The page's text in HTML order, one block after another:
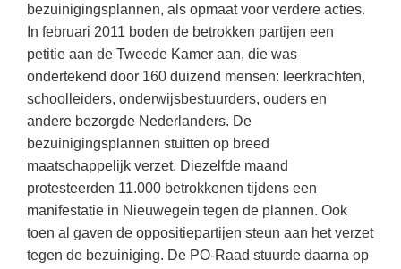
Informatica
Klassieke Talen
Levensbeschouwing
Maatschappijleer
Muziek
Natuurkunde
Nederlands
Lesmateriaal gebaseerd op
(hersen)onderzoek
Meesterbaan onderwijsvacatures
LEERMETHODEN
Biologie
Examentraining
Geschiedenis
bezuinigingsplannen, als opmaat voor verdere acties.
In februari 2011 boden de betrokken partijen een
petitie aan de Tweede Kamer aan, die was
ondertekend door 160 duizend mensen: leerkrachten,
schoolleiders, onderwijsbestuurders, ouders en
andere bezorgde Nederlanders. De
bezuinigingsplannen stuitten op breed
maatschappelijk verzet. Diezelfde maand
protesteerden 11.000 betrokkenen tijdens een
manifestatie in Nieuwegein tegen de plannen. Ook
toen al gaven de oppositiepartijen steun aan het verzet
tegen de bezuiniging. De PO-Raad stuurde daarna op